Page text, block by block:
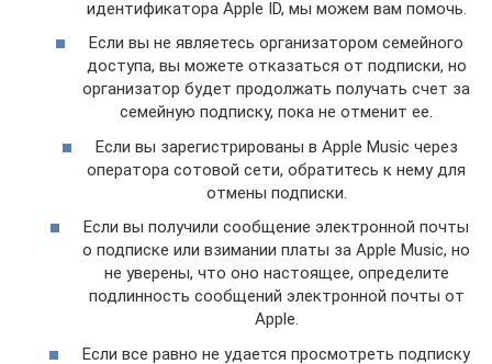
идентификатора Apple ID, мы можем вам помочь.
Если вы не являетесь организатором семейного
доступа, вы можете отказаться от подписки, но
организатор будет продолжать получать счет за
семейную подписку, пока не отменит ее.
Если вы зарегистрированы в Apple Music через
оператора сотовой сети, обратитесь к нему для
отмены подписки.
Если вы получили сообщение электронной почты
о подписке или взимании платы за Apple Music, но
не уверены, что оно настоящее, определите
подлинность сообщений электронной почты от
Apple.
Если все равно не удается просмотреть подписку